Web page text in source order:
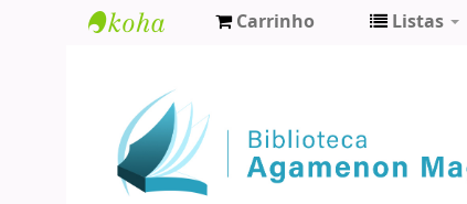
Agamenon
Magalhães
Carrinho Listas